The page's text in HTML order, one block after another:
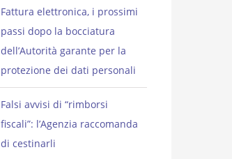
Fattura elettronica, i prossimi
passi dopo la bocciatura
dell’Autorità garante per la
protezione dei dati personali
Falsi avvisi di “rimborsi
fiscali”: l’Agenzia raccomanda
di cestinarli